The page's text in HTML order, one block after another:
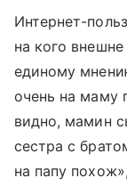
Интернет-
на кого
единому
очень на маму
видно, мамин
сестра с
на папу